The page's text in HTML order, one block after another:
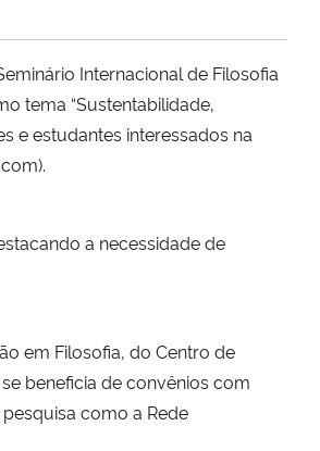
Internacional de Filosofia
tema “Sustentabilidade,
e estudantes interessados na
a necessidade de
em Filosofia, do Centro de
beneficia de convênios com
como a Rede